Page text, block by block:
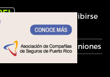
Inscribirse
Economía Opiniones